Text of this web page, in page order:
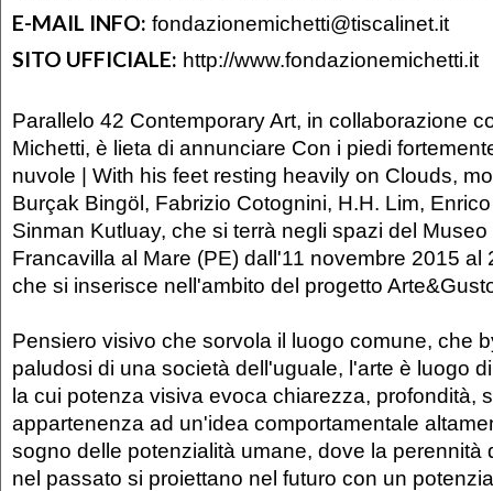
E-MAIL INFO: fondazionemichetti@tiscalinet.it
SITO UFFICIALE: http://www.fondazionemichetti.it
Parallelo 42 Contemporary Art, in collaborazione
Michetti, è lieta di annunciare Con i piedi
nuvole | With his feet resting heavily on Clouds,
Burçak Bingöl, Fabrizio Cotognini, H.H. Lim, Enrico
Sinman Kutluay, che si terrà negli spazi del Museo
Francavilla al Mare (PE) dall'11 novembre 2015 al
che si inserisce nell'ambito del progetto
Pensiero visivo che sorvola il luogo comune, che
paludosi di una società dell'uguale, l'arte è luogo
la cui potenza visiva evoca chiarezza, profondità,
appartenenza ad un'idea comportamentale
sogno delle potenzialità umane, dove la perennità
nel passato si proiettano nel futuro con un